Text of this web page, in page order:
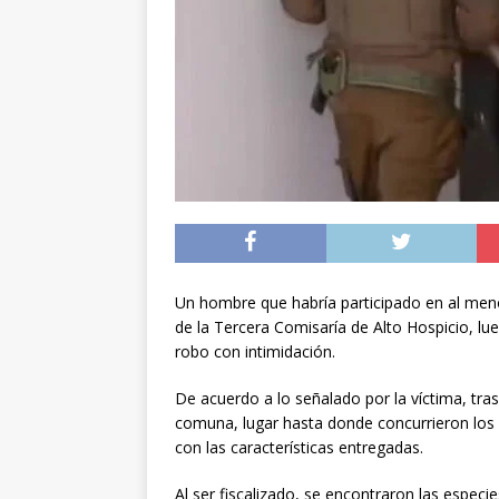
DEPORTES
[ 05/08/2026 ]
público del sector El
[ 06/08/2026 ]
El
Un hombre que habría participado en al
de la Tercera Comisaría de Alto Hospicio,
robo con intimidación.
De acuerdo a lo señalado por la víctima,
comuna, lugar hasta donde concurrieron
con las características entregadas.
Al ser fiscalizado, se encontraron las